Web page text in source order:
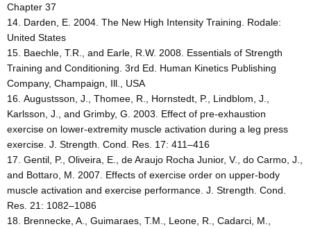
Chapter 37
Darden, E. 2004. The New High Intensity Training. Rodale:
United States
Baechle, T.R., and Earle, R.W. 2008. Essentials of Strength
Training and Conditioning. 3rd Ed. Human Kinetics Publishing
Company, Champaign, Ill., USA
Augustsson, J., Thomee, R., Hornstedt, P., Lindblom, J.,
Karlsson, J., and Grimby, G. 2003. Effect of pre-exhaustion
exercise on lower-extremity muscle activation during a leg press
exercise. J. Strength. Cond. Res. 17: 411–416
Gentil, P., Oliveira, E., de Araujo Rocha Junior, V., do Carmo, J.,
and Bottaro, M. 2007. Effects of exercise order on upper-body
muscle activation and exercise performance. J. Strength. Cond.
Res. 21: 1082–1086
Brennecke, A., Guimaraes, T.M., Leone, R., Cadarci, M.,